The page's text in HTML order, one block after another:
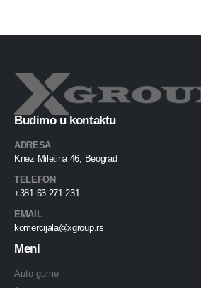
Budimo u kontaktu
ADRESA
Knez Miletina 46, Beograd
TELEFON
+381 63 271 231
EMAIL
komercijala@xgroup.rs
Meni
Auto gume